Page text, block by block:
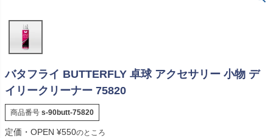
バタフライ BUTTERFLY 卓球 アクセサリー 小物 デ
イリークリーナー 75820
商品番号 s-90butt-75820
定価・OPEN ¥550のところ